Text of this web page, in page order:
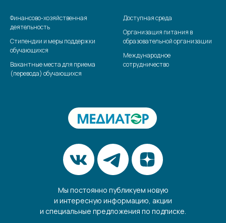
Финансово-хозяйственная
деятельность
Стипендии и меры поддержки
обучающихся
Вакантные места для приема
(перевода) обучающихся
Доступная среда
Организация питания в
образовательной организации
Международное
сотрудничество
Мы постоянно публикуем новую
и интересную информацию, акции
и специальные предложения по подписке.